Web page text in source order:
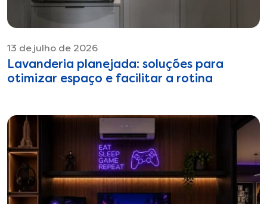
13 de julho de 2026
Lavanderia planejada: soluções para
otimizar espaço e facilitar a rotina